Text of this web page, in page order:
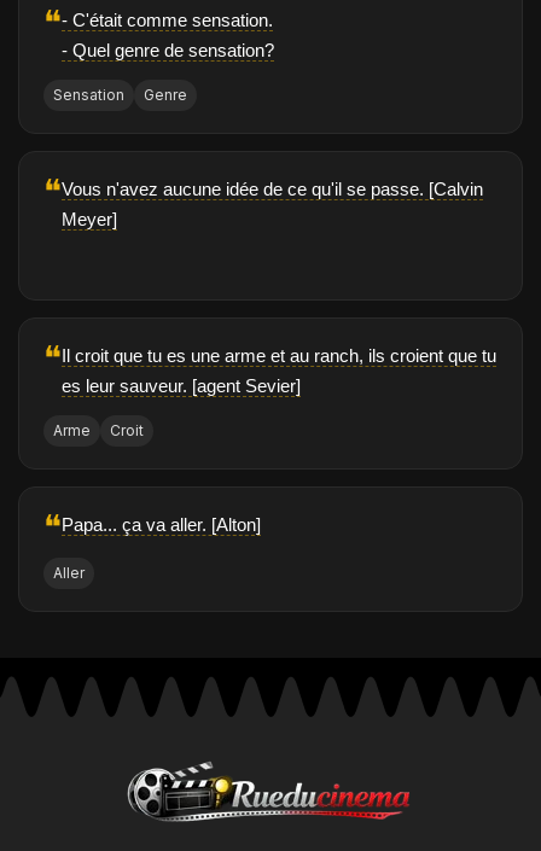
❝- C'était comme sensation.
- Quel genre de sensation?
Sensation Genre
❝Vous n'avez aucune idée de ce qu'il se passe. [Calvin
Meyer]
❝Il croit que tu es une arme et au ranch, ils croient que tu
es leur sauveur. [agent Sevier]
Arme Croit
❝Papa... ça va aller. [Alton]
Aller